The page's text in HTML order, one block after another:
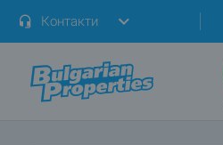
Контакти